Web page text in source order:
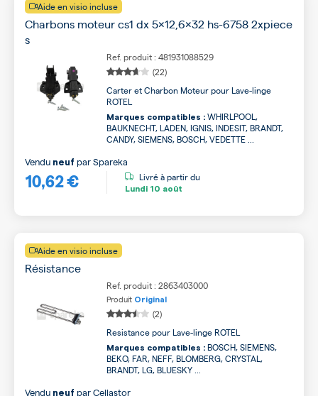
Aide en visio incluse
Charbons moteur cs1 dx 5x12,6x32 hs-6758 2xpiece
s
Ref. produit : 481931088529
(22)
Carter et Charbon Moteur pour Lave-linge
ROTEL
Marques compatibles : WHIRLPOOL,
BAUKNECHT, LADEN, IGNIS, INDESIT, BRANDT,
CANDY, SIEMENS, BOSCH, VEDETTE ...
10,62 €
Vendu neuf parSpareka
Livré à partir du
Lundi 10 août
Aide en visio incluse
Résistance
Ref. produit : 2863403000
Produit Original
(2)
Resistance pour Lave-linge ROTEL
Marques compatibles : BOSCH, SIEMENS,
BEKO, FAR, NEFF, BLOMBERG, CRYSTAL,
BRANDT, LG, BLUESKY ...
Vendu neuf parCellastor